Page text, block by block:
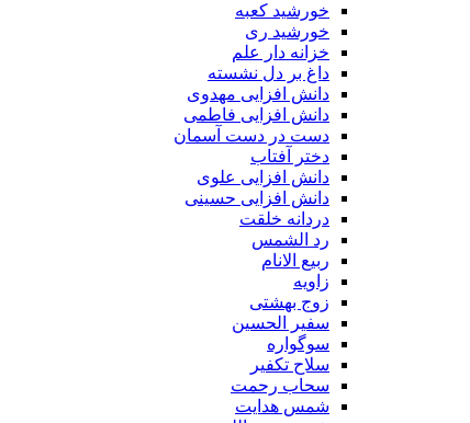
خورشید کعبه
خورشید ری
خزانه دار علم
داغ بر دل نشسته
دانش افزایی مهدوی
دانش افزایی فاطمی
دست در دست آسمان
دختر آفتاب
دانش افزایی علوی
دانش افزایی حسینی
دردانه خلقت
رد الشمس
ربیع الانام
زاویه
زوج بهشتی
سفیر الحسین
سوگواره
سلاح تکفیر
سحاب رحمت
شمس هدایت